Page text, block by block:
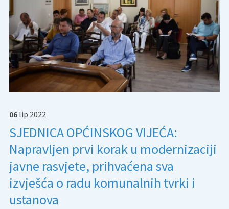
06 lip 2022
SJEDNICA OPĆINSKOG VIJEĆA:
Napravljen prvi korak u modernizaciji
javne rasvjete, prihvaćena sva
izvješća o radu komunalnih tvrki i
ustanova